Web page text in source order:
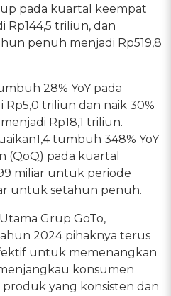
pada kuartal keempat
Rp144,5 triliun, dan
penuh menjadi Rp519,8
28% YoY pada
triliun dan naik 30%
Rp18,1 triliun.
tumbuh 348% YoY
(QoQ) pada kuartal
miliar untuk periode
untuk setahun penuh.
Grup GoTo,
2024 pihaknya terus
untuk memenangkan
konsumen
produk yang konsisten dan